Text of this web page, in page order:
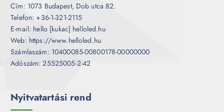
Cím: 1073 Budapest, Dob utca 82.
Telefon: +36-1-321-2115
E-mail: hello [kukac] helloled.hu
Web: https://www.helloled.hu
Számlaszám: 10400085-00800178-00000000
Adószám: 25525005-2-42
Nyitvatartási rend